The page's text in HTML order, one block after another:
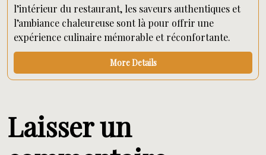
l’intérieur du restaurant, les saveurs authentiques et
l’ambiance chaleureuse sont là pour offrir une
expérience culinaire mémorable et réconfortante.
More Details
Laisser un